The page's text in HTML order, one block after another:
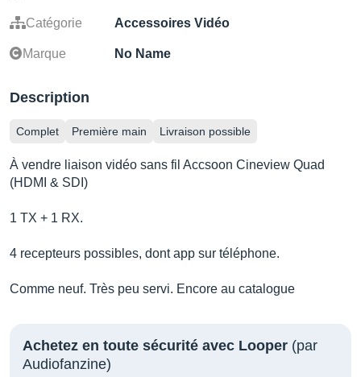
Catégorie Accessoires Vidéo
Marque No Name
Description
Complet Première main Livraison possible
À vendre liaison vidéo sans fil Accsoon Cineview Quad
(HDMI & SDI)
1 TX + 1 RX.
4 recepteurs possibles, dont app sur téléphone.
Comme neuf. Très peu servi. Encore au catalogue
Achetez en toute sécurité avec Looper (par
Audiofanzine)